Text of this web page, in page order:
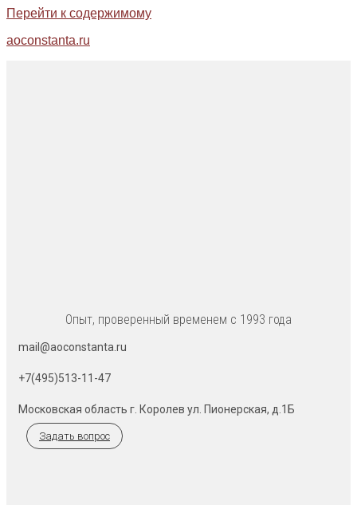
Перейти к содержимому
aoconstanta.ru
Опыт, проверенный временем с 1993 года
mail@aoconstanta.ru
+7(495)513-11-47
Московская область г. Королев ул. Пионерская, д.1Б
Задать вопрос